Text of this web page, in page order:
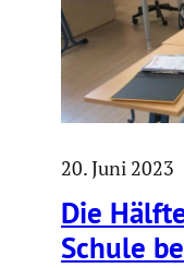
20. Juni 2023
Die
Schule